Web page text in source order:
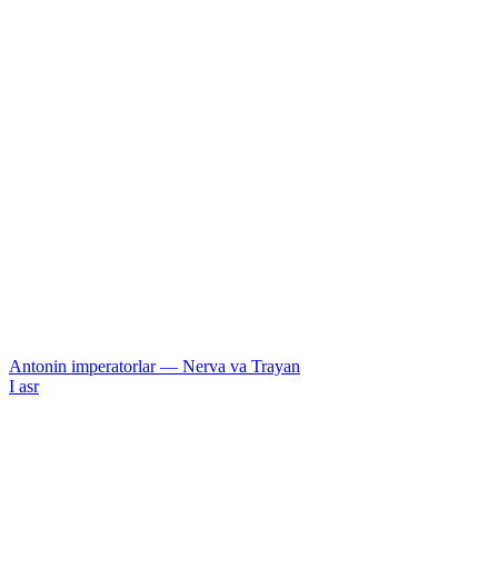
Antonin imperatorlar — Nerva va Trayan
I asr